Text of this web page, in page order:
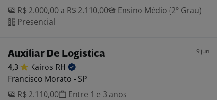
R$ 2.000,00 a R$ 2.110,00
Ensino Médio (2º Grau)
Presencial
Auxiliar De Logistica 9 jun
4,3 Kairos RH
Francisco Morato - SP
R$ 2.110,00
Entre 1 e 3 anos